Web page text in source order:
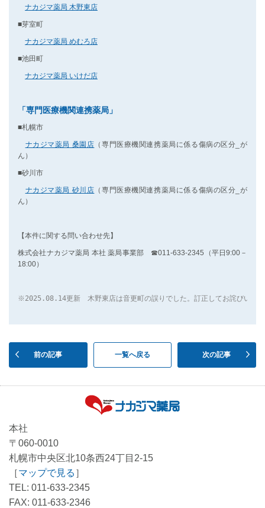
ナカジマ薬局 木野東店
■芽室町
ナカジマ薬局 めむろ店
■池田町
ナカジマ薬局 いけだ店
「専門医療機関連携薬局」
■札幌市
ナカジマ薬局 桑園店 （専門医療機関連携薬局に係る傷病の区分_が
ん）
■砂川市
ナカジマ薬局 砂川店 （専門医療機関連携薬局に係る傷病の区分_が
ん）
【本件に関する問い合わせ先】
株式会社ナカジマ薬局 本社 薬局事業部 ☎011-633-2345（平日9:00－
18:00）
※2025.08.14更新　木野東店は音更町の誤りでした。訂正してお詫びいた
前の記事 一覧へ戻る 次の記事
本社
〒060-0010
札幌市中央区北10条西24丁目2-15
［マップで見る ］
TEL: 011-633-2345
FAX: 011-633-2346